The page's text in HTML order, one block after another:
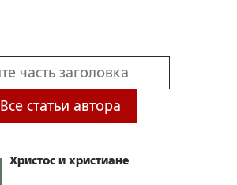
Все статьи автора
Христос и христиане